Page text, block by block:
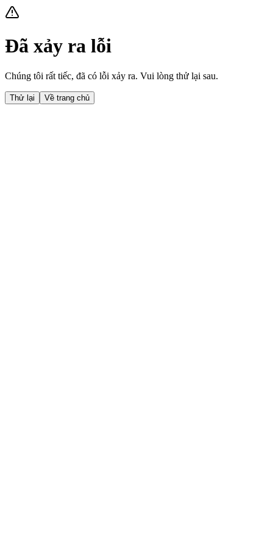
Đã xảy ra lỗi
Chúng tôi rất tiếc, đã có lỗi xảy ra. Vui lòng thử lại sau.
Thử lại Về trang chủ